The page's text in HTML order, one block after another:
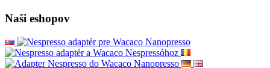
Naši eshopov